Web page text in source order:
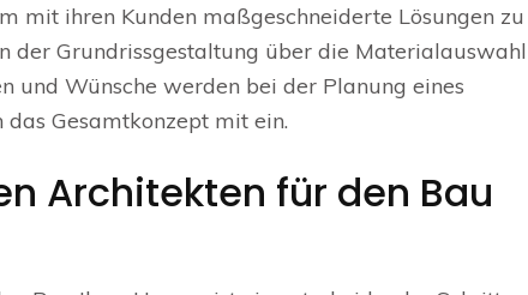
mit ihren Kunden maßgeschneiderte Lösungen zu
der Grundrissgestaltung über die Materialauswahl
und Wünsche werden bei der Planung eines
Gesamtkonzept mit ein.
Architekten für den Bau